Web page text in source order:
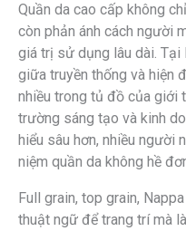
Quần da cao cấp không
còn phản ánh cách người
giá trị sử dụng lâu dài. Tại
giữa truyền thống và hiện
nhiều trong tủ đồ của giới
trường sáng tạo và kinh
hiểu sâu hơn, nhiều người
niệm quần da không hề
Full grain, top grain,
thuật ngữ để trang trí mà